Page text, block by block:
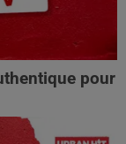
pour